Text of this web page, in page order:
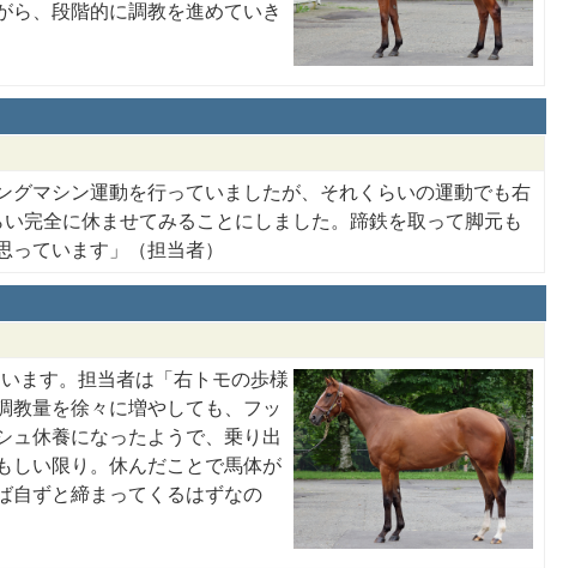
ら、段階的に調教を進めていき
グマシン運動を行っていましたが、それくらいの運動でも右
完全に休ませてみることにしました。蹄鉄を取って脚元も
ています」（担当者）
ます。担当者は「右トモの歩様
教量を徐々に増やしても、フッ
ュ休養になったようで、乗り出
しい限り。休んだことで馬体が
自ずと締まってくるはずなの